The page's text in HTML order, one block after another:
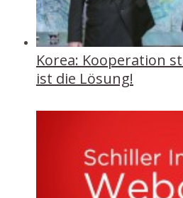
Korea: Kooperation
ist die Lösung!